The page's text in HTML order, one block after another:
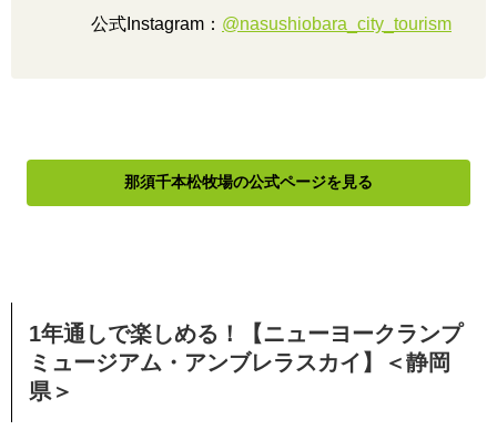
公式Instagram： @nasushiobara_city_tourism
那須千本松牧場の公式ページを見る
1年通しで楽しめる！【ニューヨークランプ
ミュージアム・アンブレラスカイ】＜静岡
県＞